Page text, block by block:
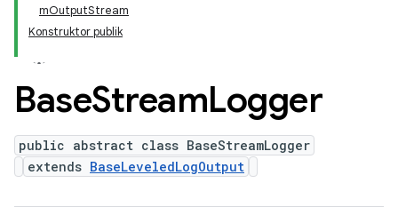
mOutputStream
Konstruktor publik
BaseStreamLogger
public abstract class BaseStreamLogger
extends BaseLeveledLogOutput